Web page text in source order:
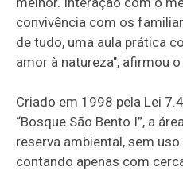
convivência com os
de tudo, uma aula prática
amor à natureza", afirmou
Criado em 1998 pela Lei
“Bosque São Bento I”, a
reserva ambiental, sem
contando apenas com